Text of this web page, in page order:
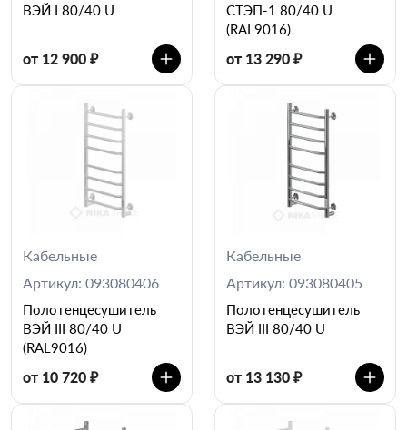
ВЭЙ I 80/40 U
от 12 900 ₽
СТЭП-1 80/40 U
(RAL9016)
от 13 290 ₽
Кабельные
Артикул: 093080406
Полотенцесушитель
ВЭЙ III 80/40 U
(RAL9016)
от 10 720 ₽
Кабельные
Артикул: 093080405
Полотенцесушитель
ВЭЙ III 80/40 U
от 13 130 ₽